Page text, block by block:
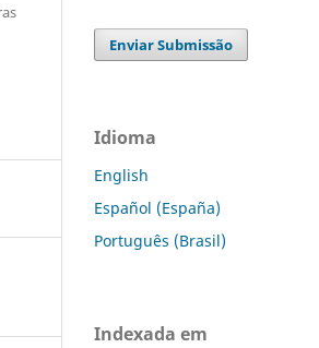
Enviar Submissão
Idioma
English
Español (España)
Português (Brasil)
Indexada em